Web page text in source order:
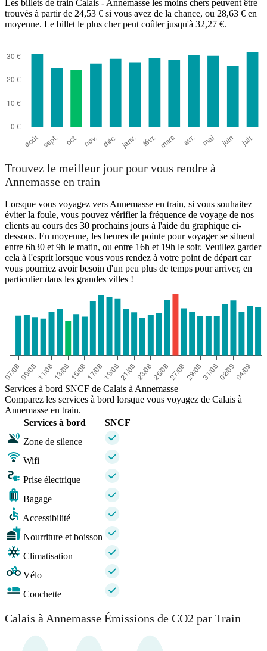
Les billets de train Calais - Annemasse les moins chers peuvent être
trouvés à partir de 24,53 € si vous avez de la chance, ou 28,63 € en
moyenne. Le billet le plus cher peut coûter jusqu'à 32,27 €.
Trouvez le meilleur jour pour vous rendre à
Annemasse en train
Lorsque vous voyagez vers Annemasse en train, si vous souhaitez
éviter la foule, vous pouvez vérifier la fréquence de voyage de nos
clients au cours des 30 prochains jours à l'aide du graphique ci-
dessous. En moyenne, les heures de pointe pour voyager se situent
entre 6h30 et 9h le matin, ou entre 16h et 19h le soir. Veuillez garder
cela à l'esprit lorsque vous vous rendez à votre point de départ car
vous pourriez avoir besoin d'un peu plus de temps pour arriver, en
particulier dans les grandes villes !
Services à bord SNCF de Calais à Annemasse
Comparez les services à bord lorsque vous voyagez de Calais à
Annemasse en train.
Services à bord
SNCF
Zone de silence
Wifi
Prise électrique
Bagage
Accessibilité
Nourriture et boisson
Climatisation
Vélo
Couchette
Calais à Annemasse Émissions de CO2 par Train